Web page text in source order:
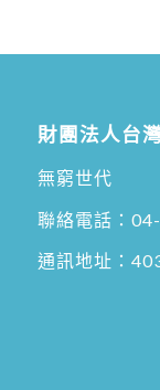
財團法人台
無窮世代
聯絡電話：
通訊地址：